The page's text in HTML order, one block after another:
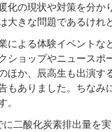
化の現状や対策を分
大きな問題であるけれ
による体験イベントな
ショップやニュースポ
ほか、辰高生も出演
もありました。ちな
。
二酸化炭素排出量を